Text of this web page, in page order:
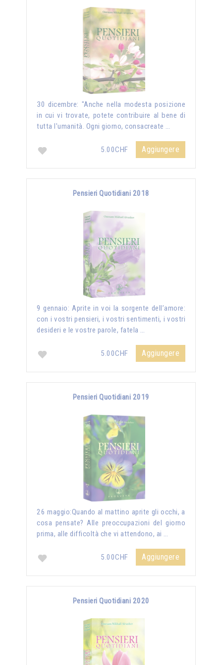
30 dicembre: "Anche nella modesta posizione
in cui vi trovate, potete contribuire al bene di
tutta l'umanità. Ogni giorno, consacreate …
5.00CHF Aggiungere
Pensieri Quotidiani 2018
9 gennaio: Aprite in voi la sorgente dell’amore:
con i vostri pensieri, i vostri sentimenti, i vostri
desideri e le vostre parole, fatela …
5.00CHF Aggiungere
Pensieri Quotidiani 2019
26 maggio:Quando al mattino aprite gli occhi, a
cosa pensate? Alle preoccupazioni del giorno
prima, alle difficoltà che vi attendono, ai …
5.00CHF Aggiungere
Pensieri Quotidiani 2020